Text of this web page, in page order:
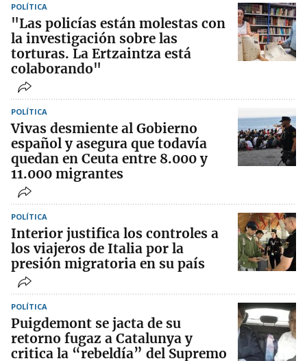
POLÍTICA
"Las policías están molestas con
la investigación sobre las
torturas. La Ertzaintza está
colaborando"
POLÍTICA
Vivas desmiente al Gobierno
español y asegura que todavía
quedan en Ceuta entre 8.000 y
11.000 migrantes
POLÍTICA
Interior justifica los controles a
los viajeros de Italia por la
presión migratoria en su país
POLÍTICA
Puigdemont se jacta de su
retorno fugaz a Catalunya y
critica la “rebeldía” del Supremo